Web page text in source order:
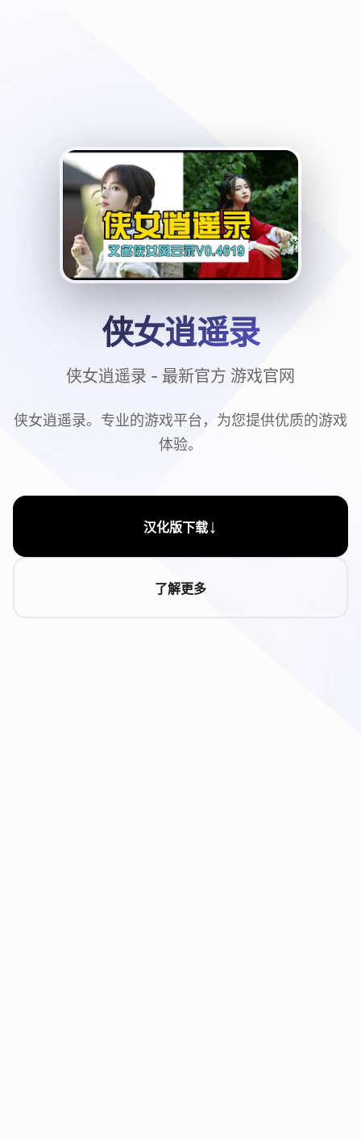
侠女逍遥录
侠女逍遥录 - 最新官方 游戏官网
侠女逍遥录。专业的游戏平台，为您提供优质的游戏
体验。
汉化版下载↓
了解更多